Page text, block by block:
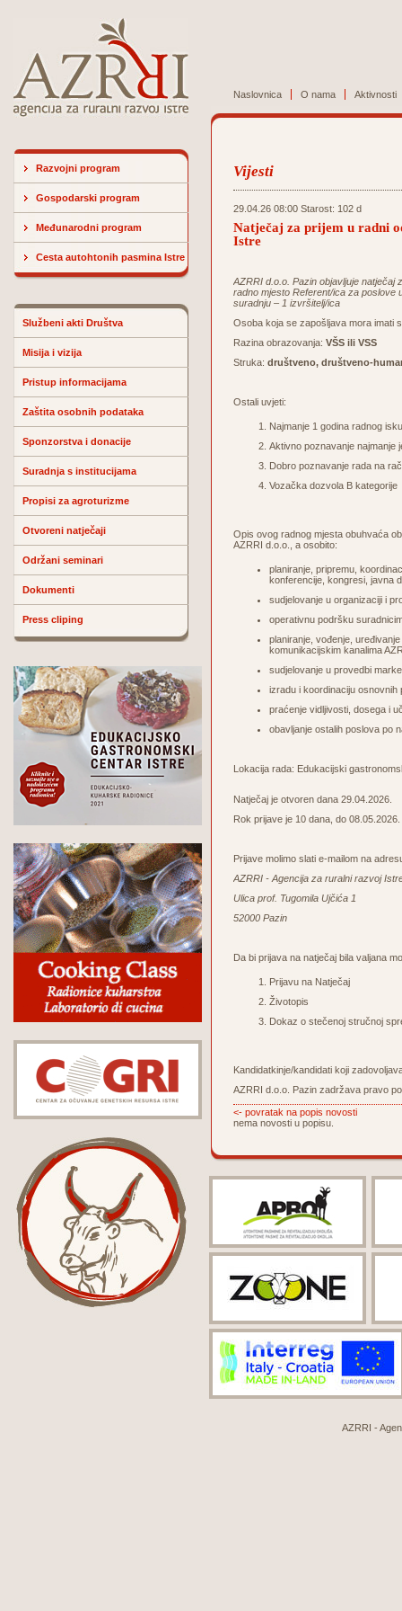
Naslovnica O nama Aktivnosti
Razvojni program
Gospodarski program
Međunarodni program
Cesta autohtonih pasmina Istre
Službeni akti Društva
Misija i vizija
Pristup informacijama
Zaštita osobnih podataka
Sponzorstva i donacije
Suradnja s institucijama
Propisi za agroturizme
Otvoreni natječaji
Održani seminari
Dokumenti
Press cliping
Vijesti
29.04.26 08:00 Starost: 102 d
Natječaj za prijem u radni
Istre
AZRRI d.o.o. Pazin objavljuje natječaj
radno mjesto Referent/ica za poslove
suradnju – 1 izvršitelj/ica
Osoba koja se zapošljava mora imati
Razina obrazovanja: VŠS ili VSS
Struka: društveno, društveno-
Ostali uvjeti:
Najmanje 1 godina radnog
Aktivno poznavanje najmanje
Dobro poznavanje rada na
Vozačka dozvola B kategorije
Opis ovog radnog mjesta obuhvaća
AZRRI d.o.o., a osobito:
planiranje, pripremu,
konferencije, kongresi, javna
sudjelovanje u organizaciji i
operativnu podršku
planiranje, vođenje,
komunikacijskim kanalima
sudjelovanje u provedbi
izradu i koordinaciju osnovnih
praćenje vidljivosti, dosega i
obavljanje ostalih poslova po
Lokacija rada: Edukacijski
Natječaj je otvoren dana 29.04.2026.
Rok prijave je 10 dana, do
Prijave molimo slati e-mailom na
AZRRI - Agencija za ruralni razvoj
Ulica prof. Tugomila Ujčića 1
52000 Pazin
Da bi prijava na natječaj bila valjana
Prijavu na Natječaj
Životopis
Dokaz o stečenoj stručnoj
Kandidatkinje/kandidati koji
AZRRI d.o.o. Pazin zadržava pravo
<- povratak na popis novosti
nema novosti u popisu.
AZRRI -